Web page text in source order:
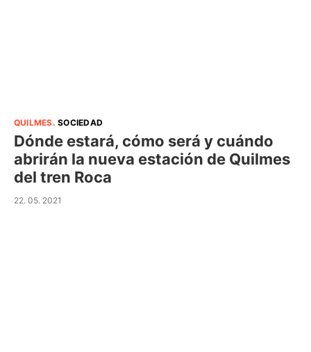
QUILMES.SOCIEDAD
Dónde estará, cómo será y cuándo
abrirán la nueva estación de Quilmes
del tren Roca
22. 05. 2021